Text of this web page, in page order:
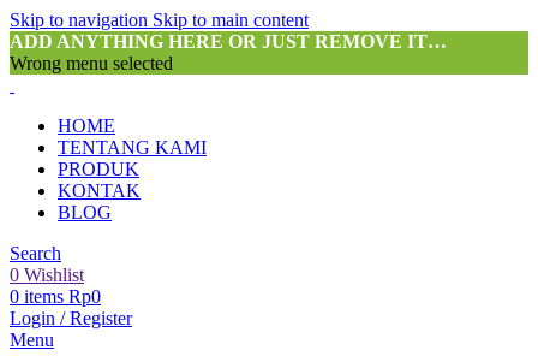
Skip to navigation Skip to main content
ADD ANYTHING HERE OR JUST REMOVE IT…
Wrong menu selected
HOME
TENTANG KAMI
PRODUK
KONTAK
BLOG
Search
0 Wishlist
0 items Rp0
Login / Register
Menu